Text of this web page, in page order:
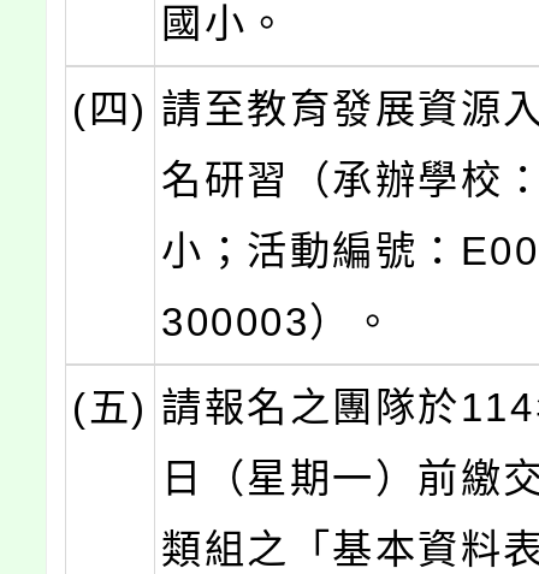
國小。
(四) 請至教育發展資源
名研習（承辦學校
小；活動編號：
300003）。
(五) 請報名之團隊於
日（星期一）前繳
類組之「基本資料